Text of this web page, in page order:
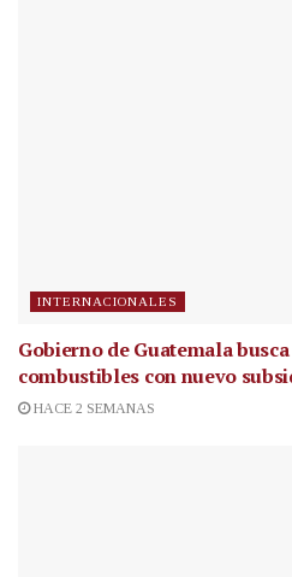
INTERNACIONALES
Gobierno de Guatemala
combustibles con nuevo
HACE 2 SEMANAS